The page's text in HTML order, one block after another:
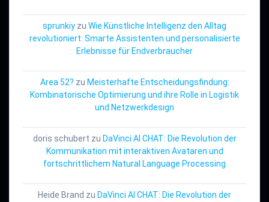
sprunkiy zu Wie Künstliche Intelligenz den Alltag
revolutioniert: Smarte Assistenten und personalisierte
Erlebnisse für Endverbraucher
Area 52? zu Meisterhafte Entscheidungsfindung:
Kombinatorische Optimierung und ihre Rolle in Logistik
und Netzwerkdesign
doris schubert zu DaVinci AI CHAT: Die Revolution der
Kommunikation mit interaktiven Avataren und
fortschrittlichem Natural Language Processing
Heide Brand zu DaVinci AI CHAT: Die Revolution der